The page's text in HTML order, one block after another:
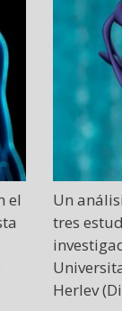
En el
vacuna
desnudo